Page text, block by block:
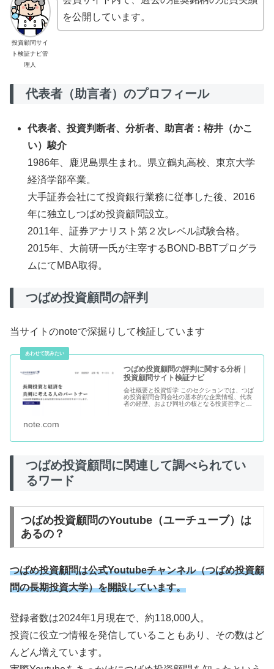
投資顧問サイ
ト検証ナビ管
理人
を公開しています。
代表者（助言者）のプロフィール
代表者、投資判断者、分析者、助言者：栫井（かこ
い）駿介
1986年、鹿児島県生まれ。県立鶴丸高校、東京大学
経済学部卒業。
大手証券会社にて投資銀行業務に従事した後、2016
年に独立しつばめ投資顧問設立。
2011年、証券アナリスト第２次レベル試験合格。
2015年、大前研一氏が主宰するBOND-BBTプログラ
ムにてMBA取得。
つばめ投資顧問の評判
当サイトのnoteで深掘りして検証しています
つばめ投資顧問の評判に関する分析｜
投資顧問サイト検証ナビ
会社概要と投資哲学 このセクションでは、つば
め投資顧問合同会社の基本的な企業情報、代表
者の経歴、および同社の核となる投資哲学とア
note.com
つばめ投資顧問に関連して調べられてい
るワード
つばめ投資顧問のYoutube（ユーチューブ）は
あるの？
つばめ投資顧問は公式Youtubeチャンネル（つばめ投資顧
問の長期投資大学）を開設しています。
登録者数は2024年1月現在で、約118,000人。
投資に役立つ情報を発信していることもあり、その数はど
んどん増えています。